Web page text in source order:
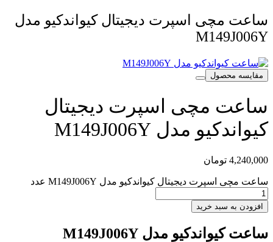
ساعت مچی اسپرت دیجیتال کیواندکیو مدل
M149J006Y
مقایسه محصول
ساعت مچی اسپرت دیجیتال
کیواندکیو مدل M149J006Y
4,240,000 تومان
ساعت مچی اسپرت دیجیتال کیواندکیو مدل M149J006Y عدد
افزودن به سبد خرید
ساعت کیواندکیو مدل M149J006Y